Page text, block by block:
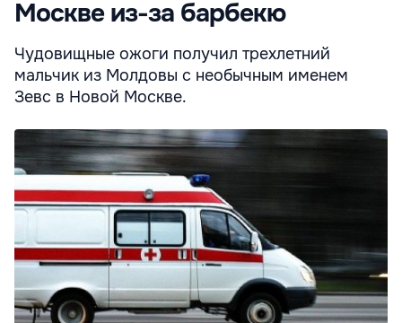
Москве из-за барбекю
Чудовищные ожоги получил трехлетний
мальчик из Молдовы с необычным именем
Зевс в Новой Москве.